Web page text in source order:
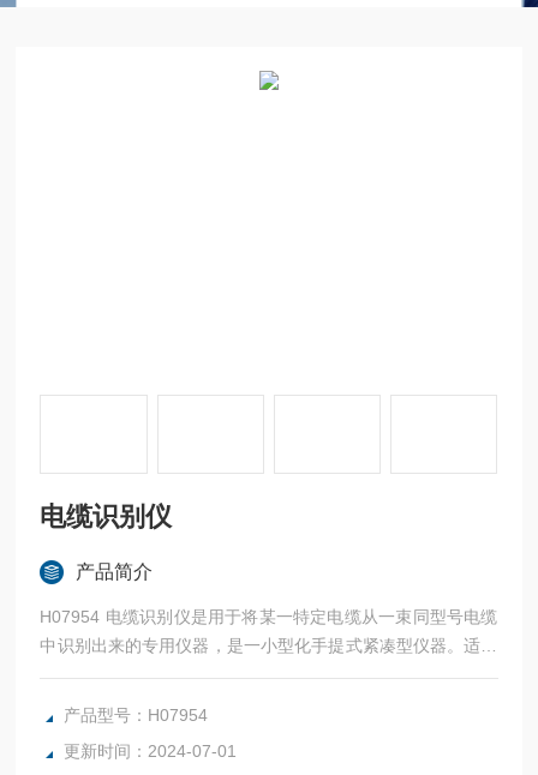
电缆识别仪
产品简介
H07954 电缆识别仪是用于将某一特定电缆从一束同型号电缆
中识别出来的专用仪器，是一小型化手提式紧凑型仪器。适用
于各种型号电缆中的停运电判别；识别所要寻找的电缆；对于
电缆沟、桥架及固定在墙上的电缆尤为方便。整机由信号发生
产品型号：H07954
更新时间：2024-07-01